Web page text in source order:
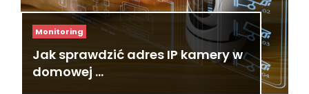
Monitoring
Jak sprawdzić adres IP kamery w
domowej …